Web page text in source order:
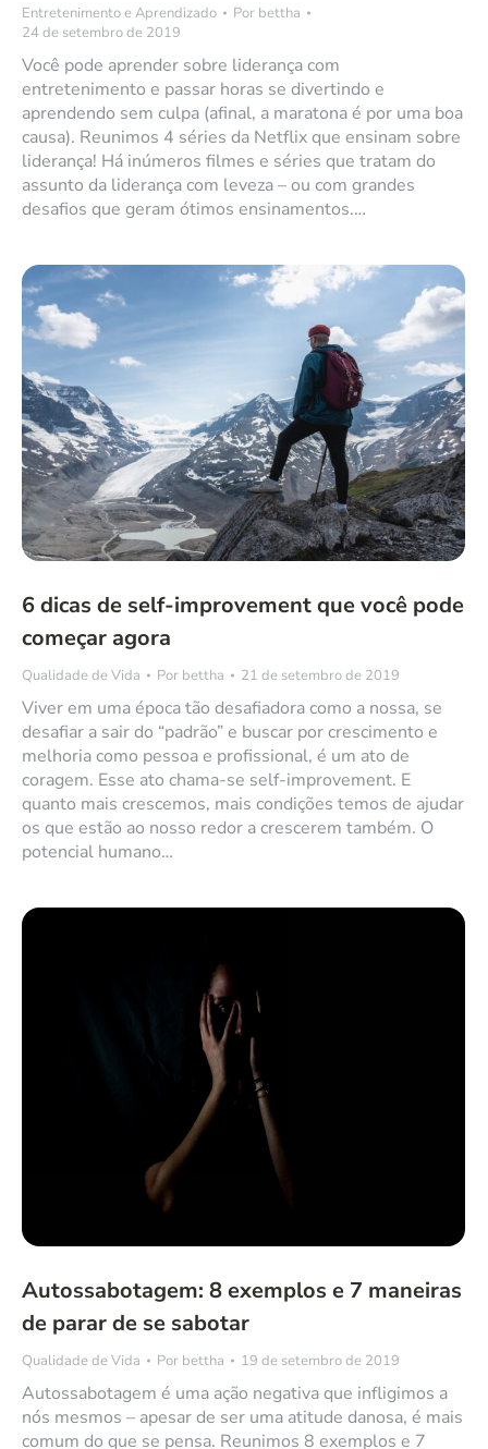
Entretenimento e Aprendizado Por bettha
24 de setembro de 2019
Você pode aprender sobre liderança com
entretenimento e passar horas se divertindo e
aprendendo sem culpa (afinal, a maratona é por uma boa
causa). Reunimos 4 séries da Netflix que ensinam sobre
liderança! Há inúmeros filmes e séries que tratam do
assunto da liderança com leveza – ou com grandes
desafios que geram ótimos ensinamentos.…
6 dicas de self-improvement que você pode
começar agora
Qualidade de Vida Por bettha 21 de setembro de 2019
Viver em uma época tão desafiadora como a nossa, se
desafiar a sair do “padrão” e buscar por crescimento e
melhoria como pessoa e profissional, é um ato de
coragem. Esse ato chama-se self-improvement. E
quanto mais crescemos, mais condições temos de ajudar
os que estão ao nosso redor a crescerem também. O
potencial humano…
Autossabotagem: 8 exemplos e 7 maneiras
de parar de se sabotar
Qualidade de Vida Por bettha 19 de setembro de 2019
Autossabotagem é uma ação negativa que infligimos a
nós mesmos – apesar de ser uma atitude danosa, é mais
comum do que se pensa. Reunimos 8 exemplos e 7